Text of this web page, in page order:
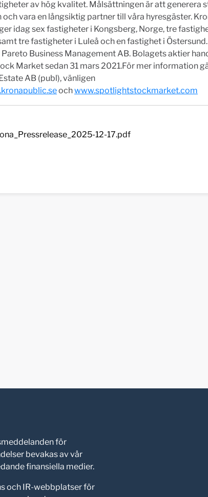
av hög kvalitet. Målsättningen är att generera
vara en långsiktig partner till våra hyresgäster.
idag sex fastigheter i Kongsberg, Norge, tre
tre fastigheter i Luleå och en fastighet i
Business Management AB. Bolagets aktier
Market sedan 31 mars 2021.För mer information
AB (publ), vänligen
ochwww.spotlightstockmarket.com
12-17.pdf
för
bevakas av vår
finansiella medier.
och IR-webbplatser för